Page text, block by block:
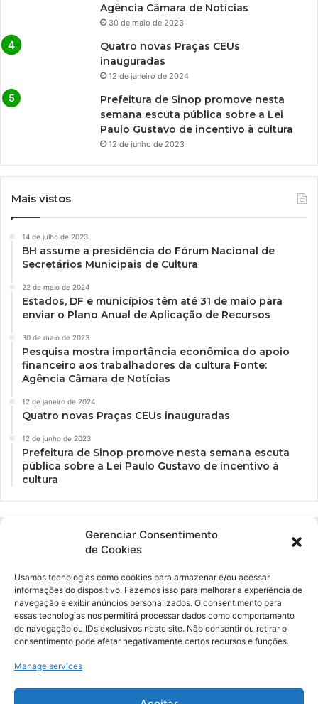
Gerenciar Consentimento
de Cookies
Usamos tecnologias como cookies para armazenar e/ou acessar
informações do dispositivo. Fazemos isso para melhorar a experiência de
navegação e exibir anúncios personalizados. O consentimento para
essas tecnologias nos permitirá processar dados como comportamento
de navegação ou IDs exclusivos neste site. Não consentir ou retirar o
consentimento pode afetar negativamente certos recursos e funções.
Manage services
Agência Câmara de Notícias
30 de maio de 2023
Quatro novas Praças CEUs
inauguradas
12 de janeiro de 2024
Prefeitura de Sinop promove nesta
semana escuta pública sobre a Lei
Paulo Gustavo de incentivo à cultura
12 de junho de 2023
Mais vistos
14 de julho de 2023
BH assume a presidência do Fórum Nacional de
Secretários Municipais de Cultura
22 de maio de 2024
Estados, DF e municípios têm até 31 de maio para
enviar o Plano Anual de Aplicação de Recursos
30 de maio de 2023
Pesquisa mostra importância econômica do apoio
financeiro aos trabalhadores da cultura Fonte:
Agência Câmara de Notícias
12 de janeiro de 2024
Quatro novas Praças CEUs inauguradas
12 de junho de 2023
Prefeitura de Sinop promove nesta semana escuta
pública sobre a Lei Paulo Gustavo de incentivo à
cultura
Ockara é uma plataforma multicultural e criativa. Nossa proposta é
oferecer o máximo de ferramentas para realizadores e
gerenciadores de espaços criativos e culturais.